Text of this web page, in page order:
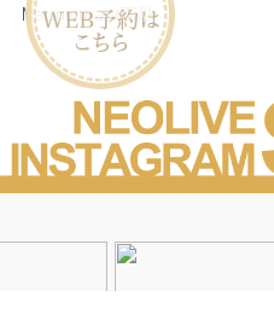
Matsumura（768）